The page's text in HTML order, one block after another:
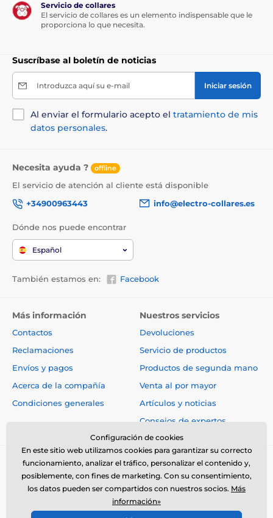
Servicio de collares
El servicio de collares es un elemento indispensable que le
proporciona lo que necesita.
Suscríbase al boletín de noticias
Introduzca aquí su e-mail Iniciar sesión
Al enviar el formulario acepto el tratamiento de mis
datos personales.
Necesita ayuda ? offline
El servicio de atención al cliente está disponible
+34900963443
info@electro-collares.es
Dónde nos puede encontrar
Español
También estamos en: Facebook
Más información
Contactos
Reclamaciones
Envíos y pagos
Acerca de la compañía
Condiciones generales
Nuestros servicios
Devoluciones
Servicio de productos
Productos de segunda mano
Venta al por mayor
Artículos y noticias
Consejos de expertos
© 2026 www.electro-collares.es ⦁ Tienda electrónica creada por
Configuración de cookies
En este sitio web utilizamos cookies para garantizar su correcto
funcionamiento, analizar el tráfico, personalizar el contenido y,
posiblemente, con fines de marketing. Con su consentimiento,
los datos pueden ser compartidos con nuestros socios. Más
información»